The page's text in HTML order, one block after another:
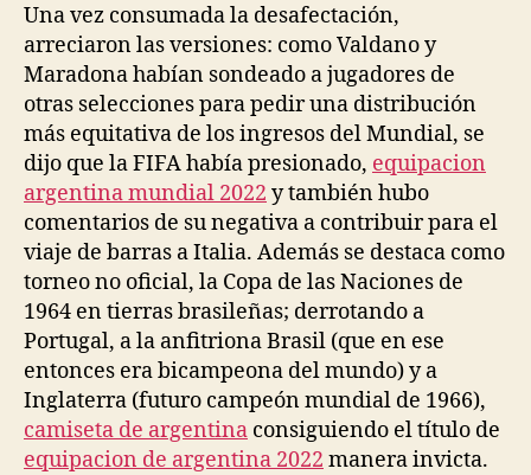
Una vez consumada la desafectación,
arreciaron las versiones: como Valdano y
Maradona habían sondeado a jugadores de
otras selecciones para pedir una distribución
más equitativa de los ingresos del Mundial, se
dijo que la FIFA había presionado, equipacion
argentina mundial 2022 y también hubo
comentarios de su negativa a contribuir para el
viaje de barras a Italia. Además se destaca como
torneo no oficial, la Copa de las Naciones de
1964 en tierras brasileñas; derrotando a
Portugal, a la anfitriona Brasil (que en ese
entonces era bicampeona del mundo) y a
Inglaterra (futuro campeón mundial de 1966),
camiseta de argentina consiguiendo el título de
equipacion de argentina 2022 manera invicta.